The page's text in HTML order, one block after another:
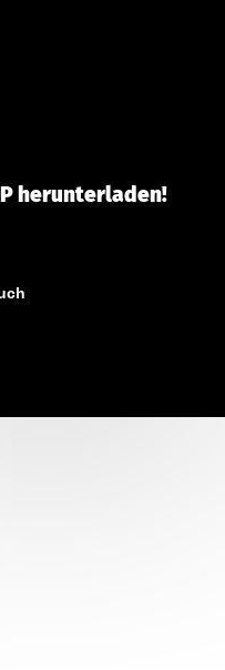
herunterladen!